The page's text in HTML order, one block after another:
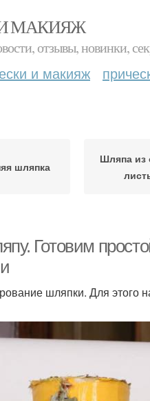
МАКИЯЖ
отзывы, новинки,
и макияж
шляпка
Шляпа из
Готовим
шляпки. Для этого